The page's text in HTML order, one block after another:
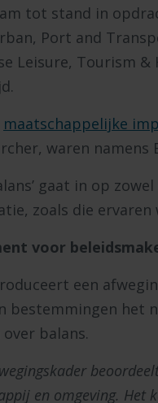
tot stand in
Port and
Leisure, Tourism
maatschappelijke
waren
gaat in op
zoals die
voor
een
bestemmingen het
balans.
en omgeving.